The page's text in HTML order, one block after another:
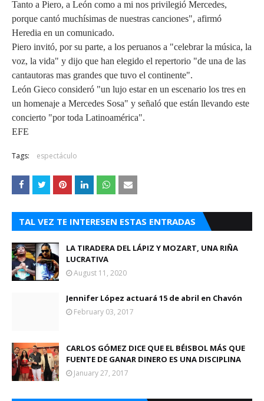
Tanto a Piero, a León como a mi nos privilegió Mercedes,
porque cantó muchísimas de nuestras canciones", afirmó
Heredia en un comunicado.
Piero invitó, por su parte, a los peruanos a "celebrar la música, la
voz, la vida" y dijo que han elegido el repertorio "de una de las
cantautoras mas grandes que tuvo el continente".
León Gieco consideró "un lujo estar en un escenario los tres en
un homenaje a Mercedes Sosa" y señaló que están llevando este
concierto "por toda Latinoamérica".
EFE
Tags: espectáculo
TAL VEZ TE INTERESEN ESTAS ENTRADAS
LA TIRADERA DEL LÁPIZ Y MOZART, UNA RIÑA
LUCRATIVA
August 11, 2020
Jennifer López actuará 15 de abril en Chavón
February 03, 2017
CARLOS GÓMEZ DICE QUE EL BÉISBOL MÁS QUE
FUENTE DE GANAR DINERO ES UNA DISCIPLINA
January 27, 2017